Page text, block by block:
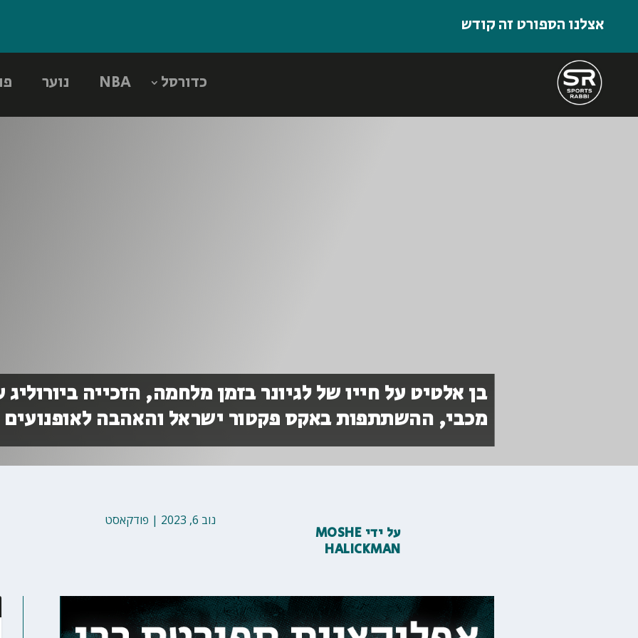
אצלנו הספורט זה קודש
כדורסל NBA נוער
בן אלטיט על חייו של לגיונר בזמן מלחמה, הזכייה ביורוליג
מכבי, ההשתתפות באקס פקטור ישראל והאהבה לאופנועים
נוב 6, 2023 | פודקאסט
על ידי MOSHE
HALICKMAN